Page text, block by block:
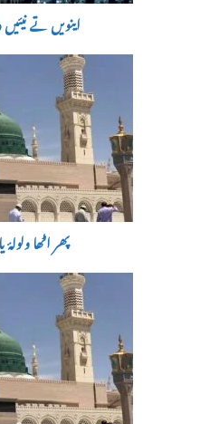
اینویں تے نیئیں
پھر اٹھا